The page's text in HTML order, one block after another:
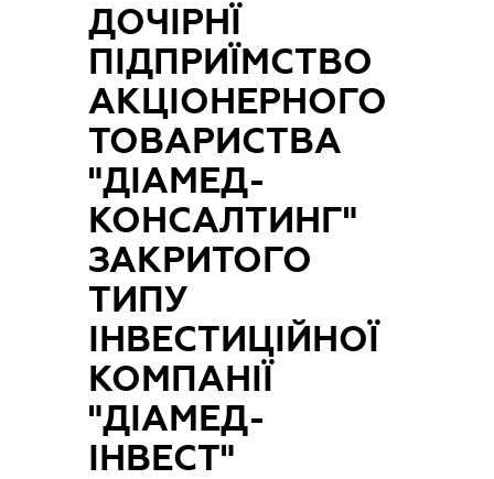
ДОЧІРНЇ
ПІДПРИЇМСТВО
АКЦІОНЕРНОГО
ТОВАРИСТВА
"ДІАМЕД-
КОНСАЛТИНГ"
ЗАКРИТОГО
ТИПУ
ІНВЕСТИЦІЙНОЇ
КОМПАНІЇ
"ДІАМЕД-
ІНВЕСТ"